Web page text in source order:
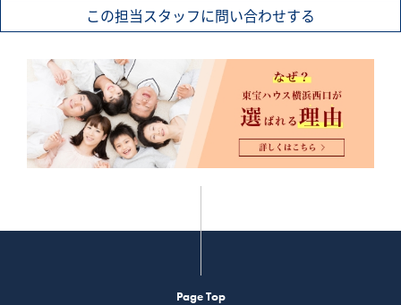
この担当スタッフに問い合わせする
Page Top